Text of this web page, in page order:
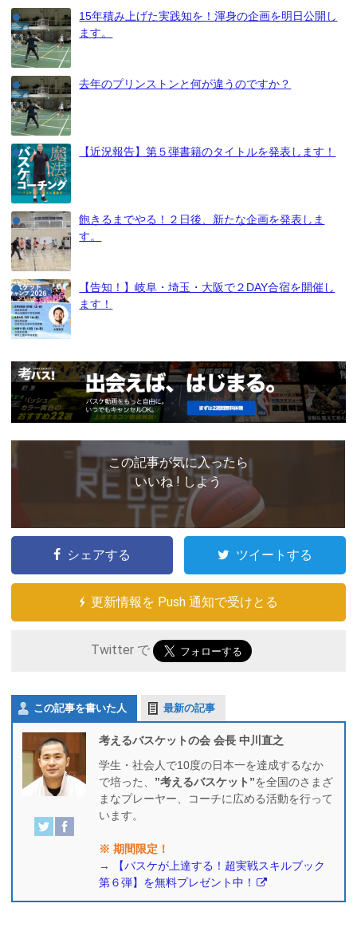
15年積み上げた実践知を！渾身の企画を明日公開し
ます。
去年のプリンストンと何が違うのですか？
【近況報告】第５弾書籍のタイトルを発表します！
飽きるまでやる！２日後、新たな企画を発表しま
す。
【告知！】岐阜・埼玉・大阪で２DAY合宿を開催し
ます！
この記事が気に入ったら
いいね ! しよう
シェアする ツイートする
更新情報を Push 通知で受けとる
Twitter で
この記事を書いた人 最新の記事
考えるバスケットの会 会長 中川直之
学生・社会人で10度の日本一を達成するなか
で培った、 ”考えるバスケット”を全国のさまざ
まなプレーヤー、コーチに広める活動を行って
います。
※ 期間限定！
→
【バスケが上達する！超実戦スキルブック
第６弾】を無料プレゼント中！